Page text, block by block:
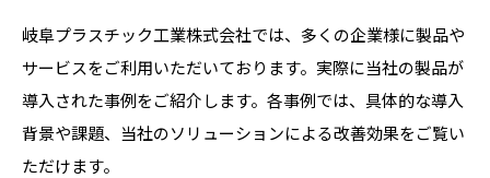
岐阜プラスチック工業株式会社では、多くの企業様に製品や
サービスをご利用いただいております。実際に当社の製品が
導入された事例をご紹介します。各事例では、具体的な導入
背景や課題、当社のソリューションによる改善効果をご覧い
ただけます。